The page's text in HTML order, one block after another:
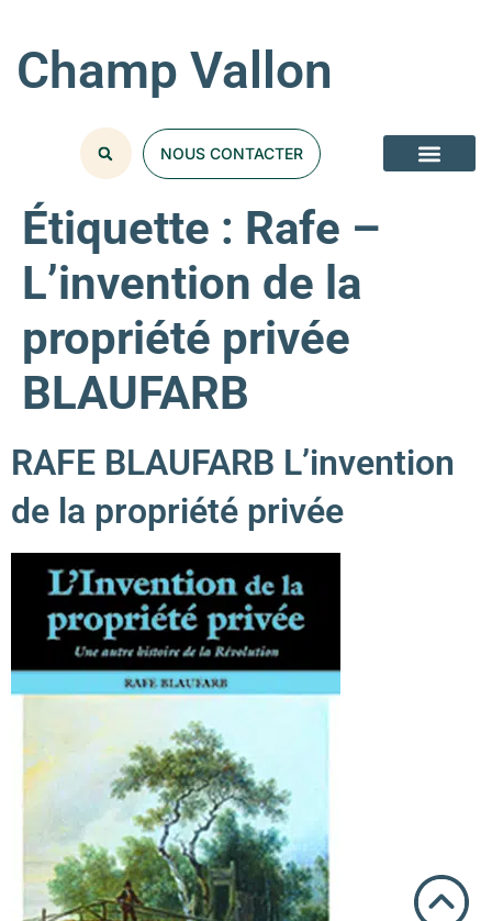
Champ Vallon
NOUS CONTACTER
Étiquette : Rafe –
L’invention de la
propriété privée
BLAUFARB
RAFE BLAUFARB L’invention
de la propriété privée